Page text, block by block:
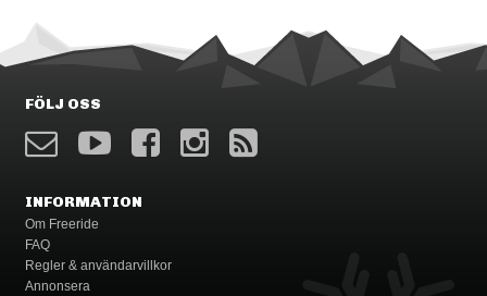
FÖLJ OSS
INFORMATION
Om Freeride
FAQ
Regler & användarvillkor
Annonsera